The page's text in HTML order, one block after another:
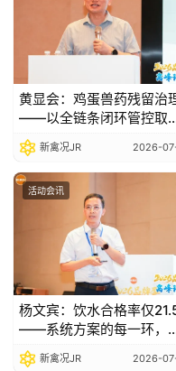
黄显会：鸡蛋兽药残留治
——以全链条闭环管控取
事后检测补救|2026品牌蛋
高峰论坛
新禽况JR 2026-
活动会讯
杨文宾：饮水合格率仅
——系统方案的每一环，
是价值兑现的底线|2026品
牌蛋高峰论坛
新禽况JR 2026-